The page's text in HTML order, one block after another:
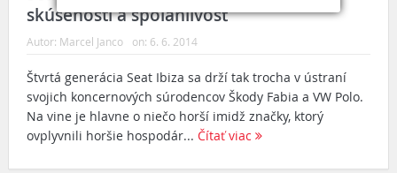
skúsenosti a spoľahlivosť
Autor: Marcel Janco on: 6. 6. 2014
Štvrtá generácia Seat Ibiza sa drží tak trocha v ústraní
svojich koncernových súrodencov Škody Fabia a VW Polo.
Na vine je hlavne o niečo horší imidž značky, ktorý
ovplyvnili horšie hospodár... Čítať viac